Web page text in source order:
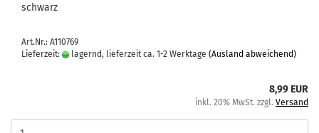
schwarz
Art.Nr.: A110769
Lieferzeit:
lagernd, lieferzeit ca. 1-2 Werktage (Ausland abweichend)
8,99 EUR
inkl. 20% MwSt. zzgl. Versand